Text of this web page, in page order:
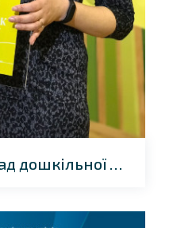
Рівненський заклад дошкільної освіти «BabyLand»